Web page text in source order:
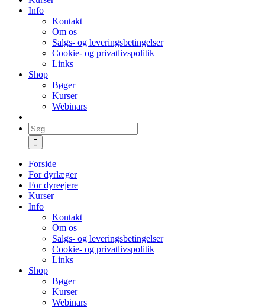
Info
Kontakt
Om os
Salgs- og leveringsbetingelser
Cookie- og privatlivspolitik
Links
Shop
Bøger
Kurser
Webinars
Søg
efter:
Forside
For dyrlæger
For dyreejere
Kurser
Info
Kontakt
Om os
Salgs- og leveringsbetingelser
Cookie- og privatlivspolitik
Links
Shop
Bøger
Kurser
Webinars